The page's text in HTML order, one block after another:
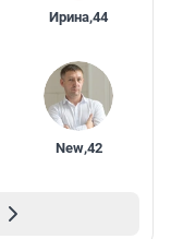
Ирина,44
New,42